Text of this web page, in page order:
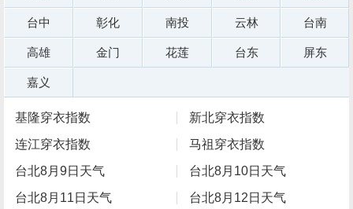
台中 彰化 南投 云林 台南
高雄 金门 花莲 台东 屏东
嘉义
基隆穿衣指数
新北穿衣指数
连江穿衣指数
马祖穿衣指数
台北8月9日天气
台北8月10日天气
台北8月11日天气
台北8月12日天气